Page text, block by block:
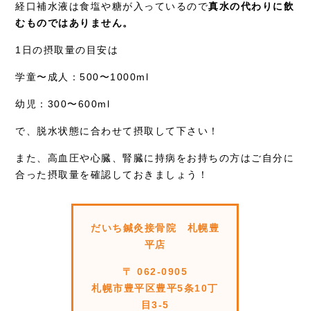
経口補水液は食塩や糖が入っているので真水の代わりに飲
むものではありません。
1日の摂取量の目安は
学童〜成人：500〜1000ml
幼児：300〜600ml
で、脱水状態に合わせて摂取して下さい！
また、高血圧や心臓、腎臓に持病をお持ちの方はご自分に
合った摂取量を確認しておきましょう！
だいち鍼灸接骨院 札幌豊
平店
〒 062-0905
札幌市豊平区豊平5条10丁
目3-5